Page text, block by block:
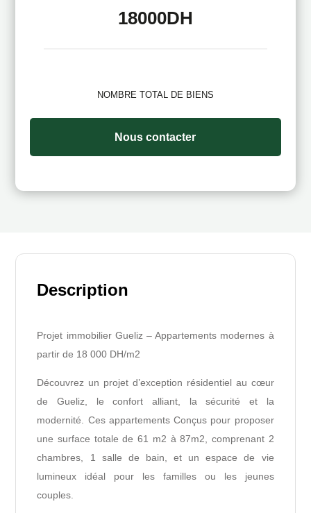
18000DH
NOMBRE TOTAL DE BIENS
Nous contacter
Description
Projet immobilier Gueliz – Appartements modernes à
partir de 18 000 DH/m2
Découvrez un projet d’exception résidentiel au cœur
de Gueliz, le confort alliant, la sécurité et la
modernité. Ces appartements Conçus pour proposer
une surface totale de 61 m2 à 87m2, comprenant 2
chambres, 1 salle de bain, et un espace de vie
lumineux idéal pour les familles ou les jeunes
couples.